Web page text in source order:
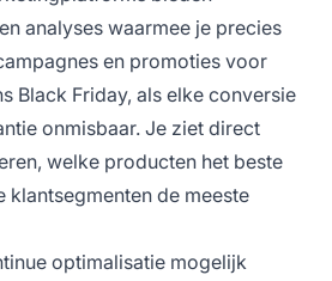
analyses waarmee je precies
en promoties voor
Black Friday, als elke conversie
onmisbaar. Je ziet direct
welke producten het beste
klantsegmenten de meeste
optimalisatie mogelijk